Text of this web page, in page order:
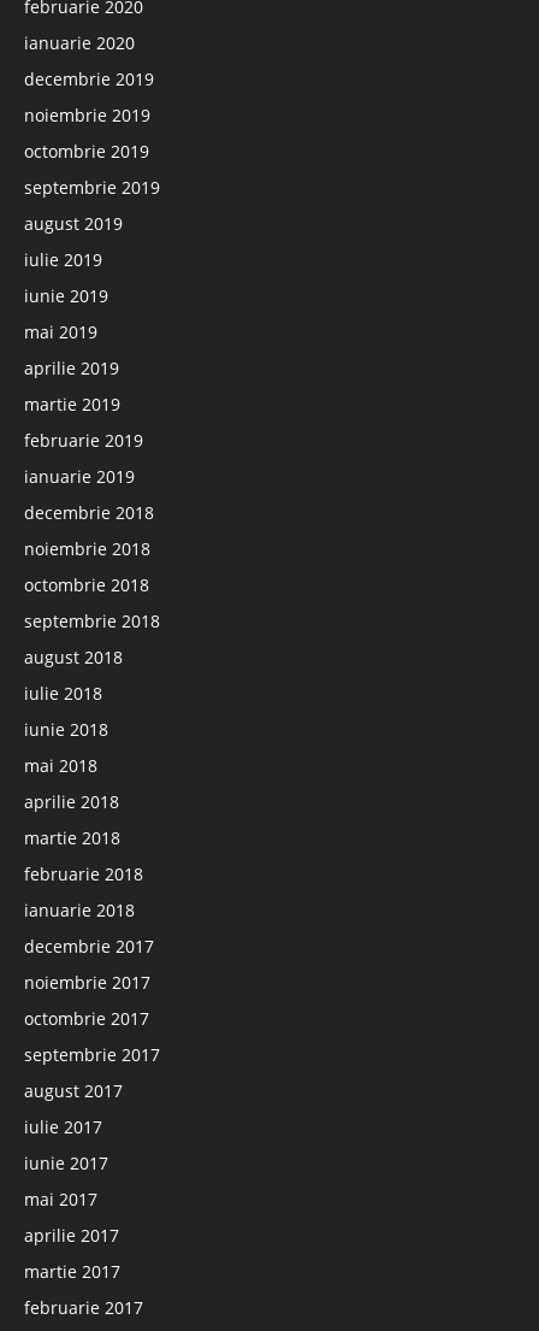
februarie 2020
ianuarie 2020
decembrie 2019
noiembrie 2019
octombrie 2019
septembrie 2019
august 2019
iulie 2019
iunie 2019
mai 2019
aprilie 2019
martie 2019
februarie 2019
ianuarie 2019
decembrie 2018
noiembrie 2018
octombrie 2018
septembrie 2018
august 2018
iulie 2018
iunie 2018
mai 2018
aprilie 2018
martie 2018
februarie 2018
ianuarie 2018
decembrie 2017
noiembrie 2017
octombrie 2017
septembrie 2017
august 2017
iulie 2017
iunie 2017
mai 2017
aprilie 2017
martie 2017
februarie 2017